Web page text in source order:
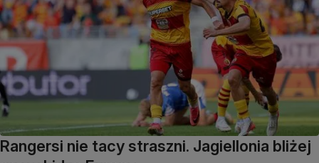
Rangersi nie tacy straszni. Jagiellonia bliżej